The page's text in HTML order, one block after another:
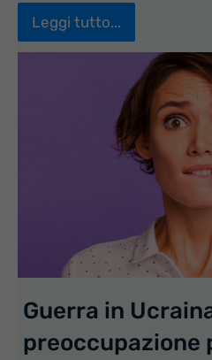
Leggi tutto...
Guerra in
preoccupazione